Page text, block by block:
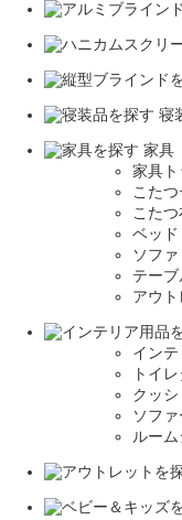
寝
家具
家具ト
こた
こた
ベッド
ソファ
テー
アウト
イン
トイ
クッ
ソフ
ルー